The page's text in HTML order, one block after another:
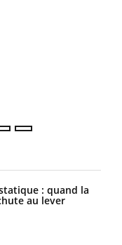
: quand la
au lever